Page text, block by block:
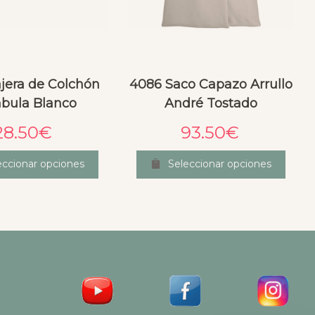
de Colchón
Blanco
€
opciones
4086 Saco Capazo Arrullo
André Tostado
93.50€
Seleccionar opciones